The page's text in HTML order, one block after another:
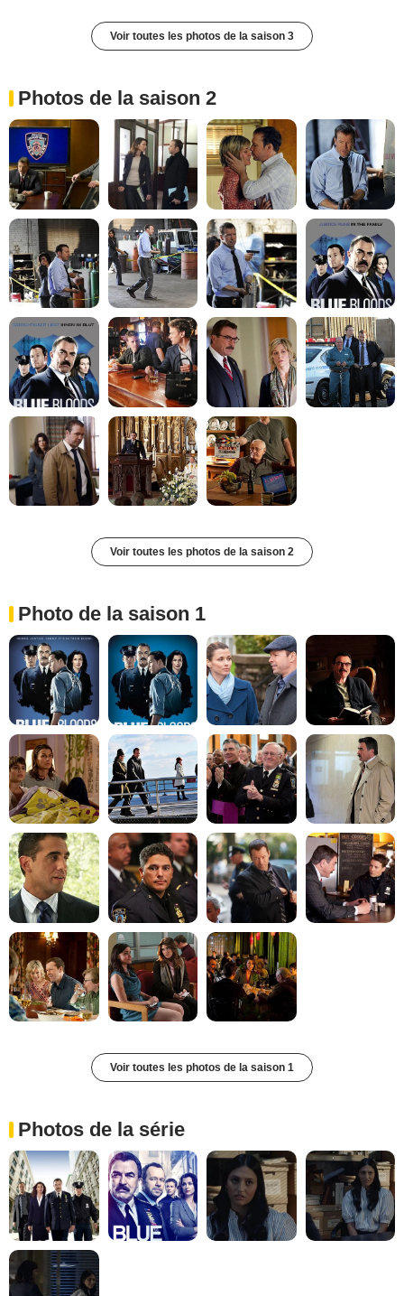
Voir toutes les photos de la saison 3
Photos de la saison 2
Voir toutes les photos de la saison 2
Photo de la saison 1
Voir toutes les photos de la saison 1
Photos de la série